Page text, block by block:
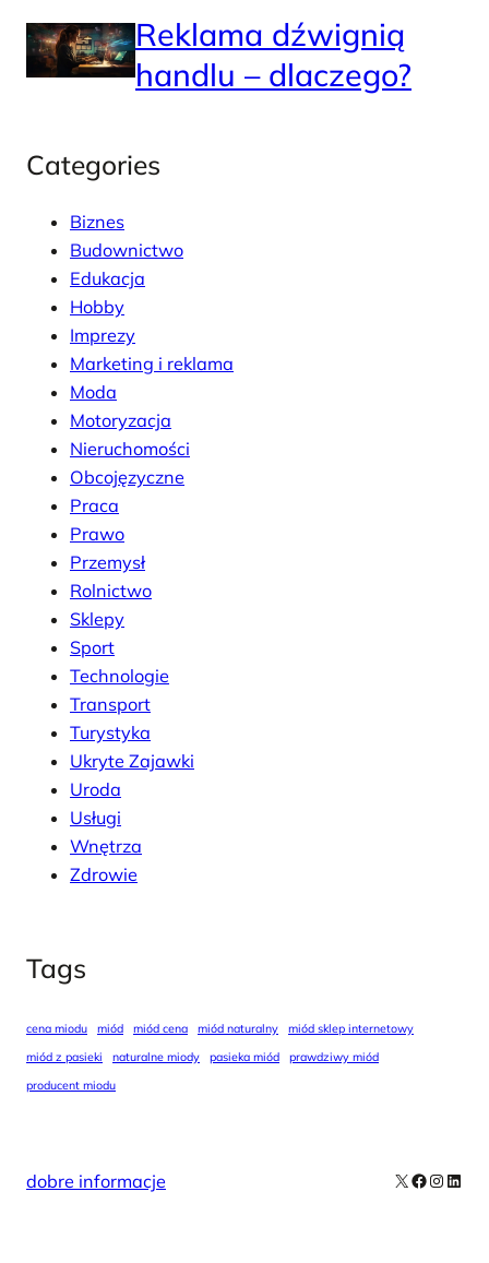
Reklama dźwignią
handlu – dlaczego?
Categories
Biznes
Budownictwo
Edukacja
Hobby
Imprezy
Marketing i reklama
Moda
Motoryzacja
Nieruchomości
Obcojęzyczne
Praca
Prawo
Przemysł
Rolnictwo
Sklepy
Sport
Technologie
Transport
Turystyka
Ukryte Zajawki
Uroda
Usługi
Wnętrza
Zdrowie
Tags
cena miodu miód miód cena miód naturalny
miód sklep internetowy
miód z pasieki
naturalne miody pasieka miód
prawdziwy miód
producent miodu
dobre informacje X Facebook